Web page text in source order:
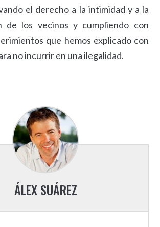
el derecho a la intimidad y a la
de los vecinos y cumpliendo con
que hemos explicado con
no incurrir en una ilegalidad.
ÁLEX SUÁREZ